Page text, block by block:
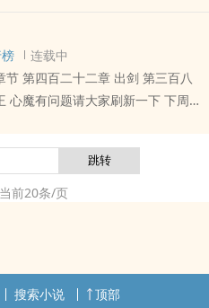
个世界是拳皇，我的主线任务是
印大蛇至终结。作为一个战斗力
梨山大。没关系，哥能随时回档
。什么！这不是重生，而是平行
就是学院文凭等级，以哥现有的究
连载中
出剑 第三百
下 第
的剧qing（求打赏！） 查看全
前20条/页
搜索小说 顶部